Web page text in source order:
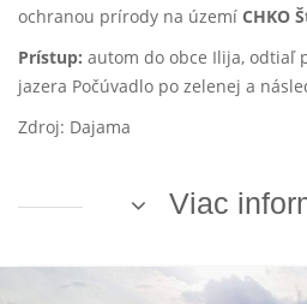
ochranou prírody na území CHKO
Prístup: autom do obce Ilija, odtiaľ
jazera Počúvadlo po zelenej a
Zdroj: Dajama
Viac